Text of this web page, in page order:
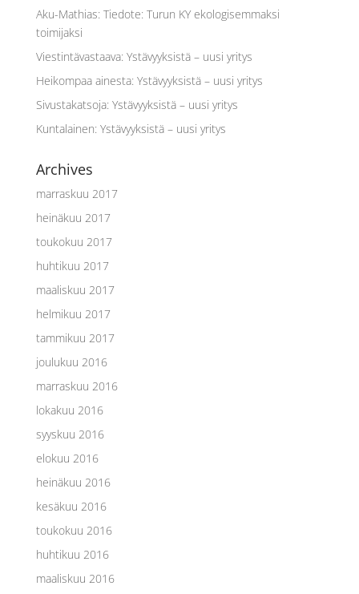
Aku-Mathias: Tiedote: Turun KY ekologisemmaksi
toimijaksi
Viestintävastaava: Ystävyyksistä – uusi yritys
Heikompaa ainesta: Ystävyyksistä – uusi yritys
Sivustakatsoja: Ystävyyksistä – uusi yritys
Kuntalainen: Ystävyyksistä – uusi yritys
Archives
marraskuu 2017
heinäkuu 2017
toukokuu 2017
huhtikuu 2017
maaliskuu 2017
helmikuu 2017
tammikuu 2017
joulukuu 2016
marraskuu 2016
lokakuu 2016
syyskuu 2016
elokuu 2016
heinäkuu 2016
kesäkuu 2016
toukokuu 2016
huhtikuu 2016
maaliskuu 2016